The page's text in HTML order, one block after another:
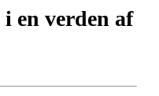
en verden af